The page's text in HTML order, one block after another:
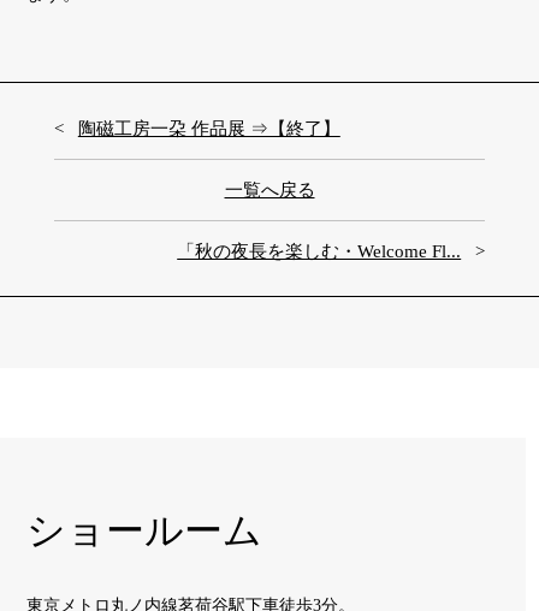
陶磁工房一朶 作品展 ⇒【終了】
一覧へ戻る
「秋の夜長を楽しむ・Welcome Fl...
ショールーム
東京メトロ丸ノ内線茗荷谷駅下車徒歩3分。